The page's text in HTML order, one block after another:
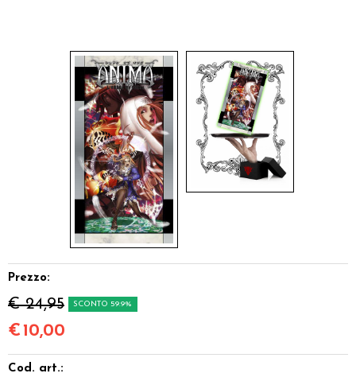
Prezzo:
€ 24,95 SCONTO 59.9%
€ 10,00
Cod. art.: